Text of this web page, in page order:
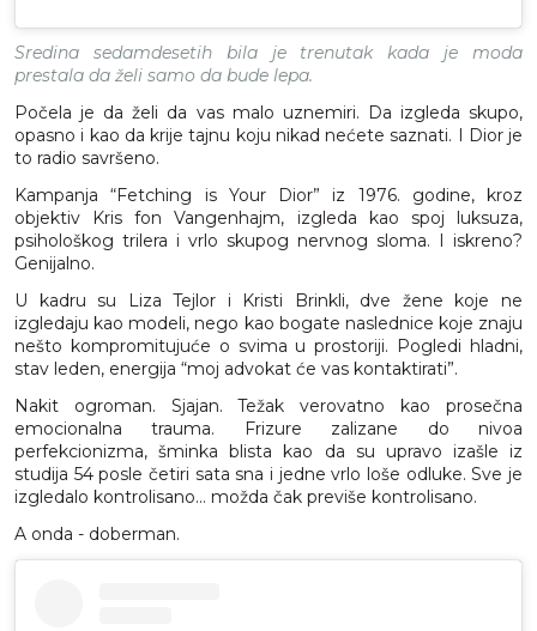
Sredina sedamdesetih bila je trenutak kada je moda
prestala da želi samo da bude lepa.
Počela je da želi da vas malo uznemiri. Da izgleda skupo,
opasno i kao da krije tajnu koju nikad nećete saznati. I Dior je
to radio savršeno.
Kampanja “Fetching is Your Dior” iz 1976. godine, kroz
objektiv Kris fon Vangenhajm, izgleda kao spoj luksuza,
psihološkog trilera i vrlo skupog nervnog sloma. I iskreno?
Genijalno.
U kadru su Liza Tejlor i Kristi Brinkli, dve žene koje ne
izgledaju kao modeli, nego kao bogate naslednice koje znaju
nešto kompromitujuće o svima u prostoriji. Pogledi hladni,
stav leden, energija “moj advokat će vas kontaktirati”.
Nakit ogroman. Sjajan. Težak verovatno kao prosečna
emocionalna trauma. Frizure zalizane do nivoa
perfekcionizma, šminka blista kao da su upravo izašle iz
studija 54 posle četiri sata sna i jedne vrlo loše odluke. Sve je
izgledalo kontrolisano… možda čak previše kontrolisano.
A onda - doberman.